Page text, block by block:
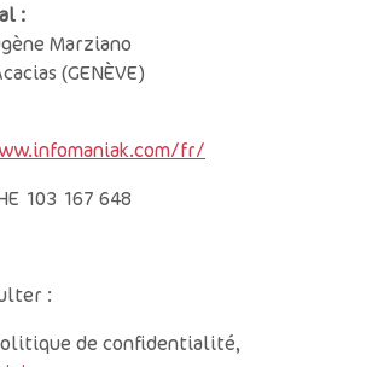
:
Marziano
(GENÈVE)
fr/
103 167 648
:
de confidentialité,